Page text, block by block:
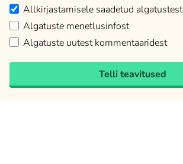
Allkirjastamisele saadetud algatustest
Algatuste menetlusinfost
Algatuste uutest kommentaaridest
Telli teavitused